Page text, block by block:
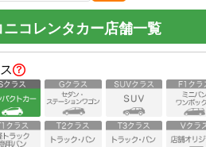
コレンタカー店舗一覧